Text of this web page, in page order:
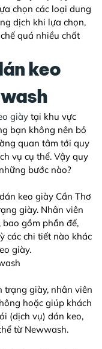
chọn các loại dung
dịch khi lựa chọn,
quá nhiều chất
keo
giày tại khu vực
bạn không nên bỏ
quan tâm tới quy
vụ cụ thể. Vậy quy
bước nào?
keo giày Cần Thơ
giày. Nhân viên
gồm phần đế,
các chi tiết nào khác
giày.
giày, nhân viên
hoặc giúp khách
(dịch vụ) dán keo,
từ Newwash.